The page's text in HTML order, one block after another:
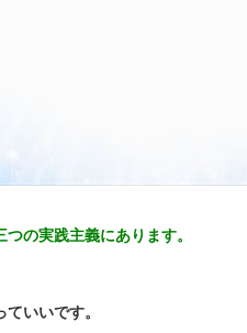
の実践主義にあります。
いいです。